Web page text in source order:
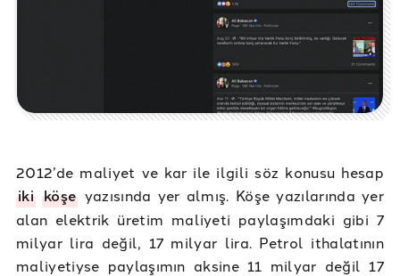
2012’de maliyet ve kar ile ilgili söz konusu hesap
iki köşe yazısında yer almış. Köşe yazılarında yer
alan elektrik üretim maliyeti paylaşımdaki gibi 7
milyar lira değil, 17 milyar lira. Petrol ithalatının
maliyetiyse paylaşımın aksine 11 milyar değil 17